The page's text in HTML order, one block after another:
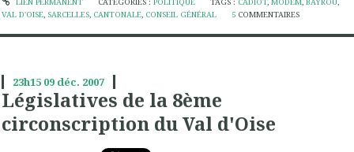
VAL D'OISE SARCELLES CANTONALE CONSEIL GÉNÉRAL 5 COMMENTAIRES
23h15 09 déc. 2007
Législatives de la 8ème
circonscription du Val d'Oise